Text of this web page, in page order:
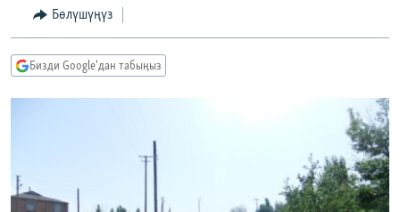
БҮГҮН АЗАТТЫКТА
БИЗ ЖАНА ДҮЙНӨ
ЫҢГАЙСЫЗ СУРООЛОР
ПОДКАСТ
ӨЗГӨЧӨ ПИКИР
Бөлүшүңүз
Бизди Google'дан табыңыз